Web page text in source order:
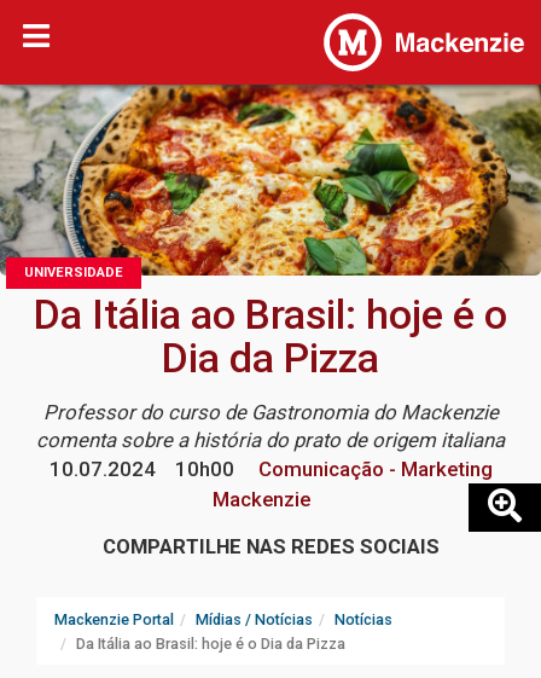
UNIVERSIDADE
Da Itália ao Brasil: hoje é o
Dia da Pizza
Professor do curso de Gastronomia do Mackenzie
comenta sobre a história do prato de origem italiana
10.07.2024
10h00
Comunicação - Marketing
Mackenzie
COMPARTILHE NAS REDES SOCIAIS
Mackenzie Portal Mídias / Notícias
Notícias
Da Itália ao Brasil: hoje é o Dia da Pizza